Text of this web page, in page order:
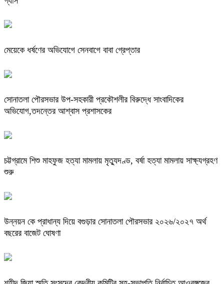
মেয়েকে ধর্ষণের অভিযোগে সেনবাগে বাবা গ্রেপ্তার
সোনাতলা পৌরসভার উপ-সহকারী প্রকৌশলীর বিরুদ্ধে সাংবাদিকের
অভিযোগ,তদন্তের আশ্বাস প্রশাসকের
চট্টগ্রামে শিশু মাহফুজ হত্যা মামলায় মৃত্যুদণ্ড, বর্ষা হত্যা মামলায় সাক্ষ্যগ্রহণ
শুরু
উন্নয়ন কে প্রাধান্য দিয়ে বগুড়ার সোনাতলা পৌরসভার ২০২৬/২০২৭ অর্থ
বছরের বাজেট ঘোষণা